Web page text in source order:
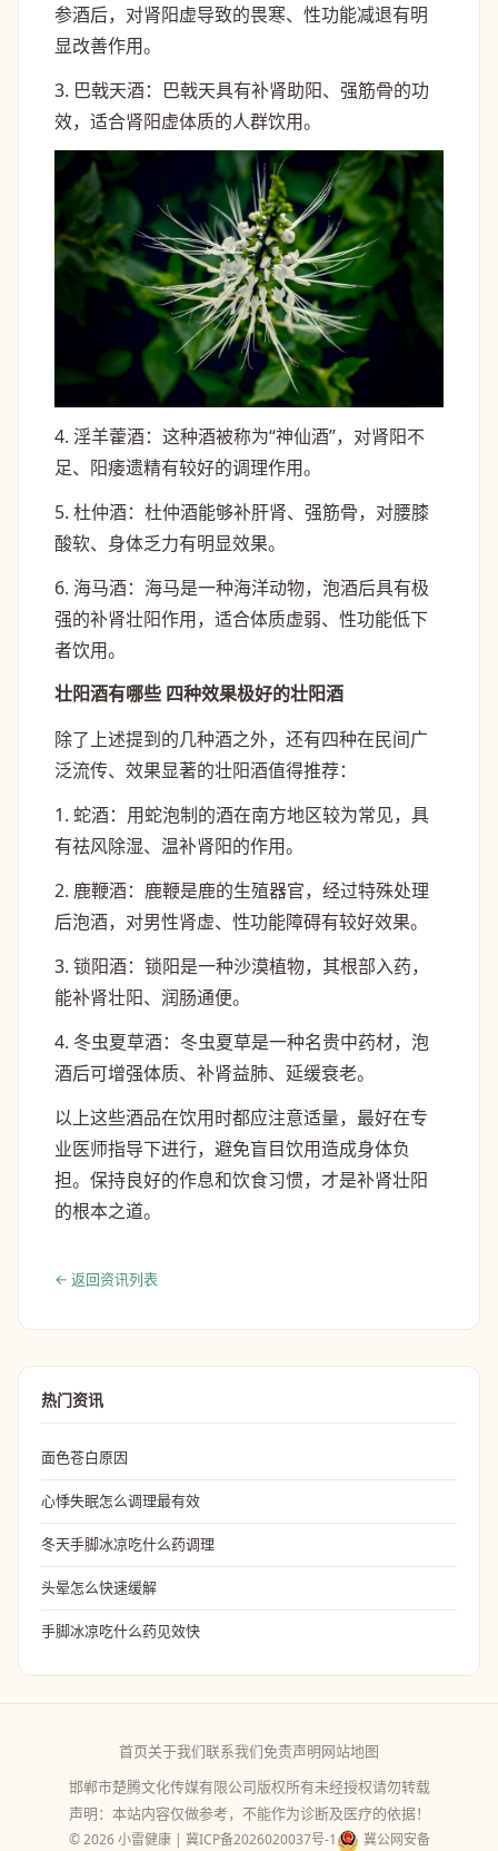
参酒后，对肾阳虚导致的畏寒、性功能减退有明
显改善作用。
3. 巴戟天酒：巴戟天具有补肾助阳、强筋骨的功
效，适合肾阳虚体质的人群饮用。
4. 淫羊藿酒：这种酒被称为“神仙酒”，对肾阳不
足、阳痿遗精有较好的调理作用。
5. 杜仲酒：杜仲酒能够补肝肾、强筋骨，对腰膝
酸软、身体乏力有明显效果。
6. 海马酒：海马是一种海洋动物，泡酒后具有极
强的补肾壮阳作用，适合体质虚弱、性功能低下
者饮用。
壮阳酒有哪些 四种效果极好的壮阳酒
除了上述提到的几种酒之外，还有四种在民间广
泛流传、效果显著的壮阳酒值得推荐：
1. 蛇酒：用蛇泡制的酒在南方地区较为常见，具
有祛风除湿、温补肾阳的作用。
2. 鹿鞭酒：鹿鞭是鹿的生殖器官，经过特殊处理
后泡酒，对男性肾虚、性功能障碍有较好效果。
3. 锁阳酒：锁阳是一种沙漠植物，其根部入药，
能补肾壮阳、润肠通便。
4. 冬虫夏草酒：冬虫夏草是一种名贵中药材，泡
酒后可增强体质、补肾益肺、延缓衰老。
以上这些酒品在饮用时都应注意适量，最好在专
业医师指导下进行，避免盲目饮用造成身体负
担。保持良好的作息和饮食习惯，才是补肾壮阳
的根本之道。
← 返回资讯列表
热门资讯
面色苍白原因
心悸失眠怎么调理最有效
冬天手脚冰凉吃什么药调理
头晕怎么快速缓解
手脚冰凉吃什么药见效快
首页关于我们联系我们免责声明网站地图
邯郸市楚腾文化传媒有限公司版权所有未经授权请勿转载
声明：本站内容仅做参考，不能作为诊断及医疗的依据！
© 2026 小雷健康 | 冀ICP备2026020037号-1 冀公网安备